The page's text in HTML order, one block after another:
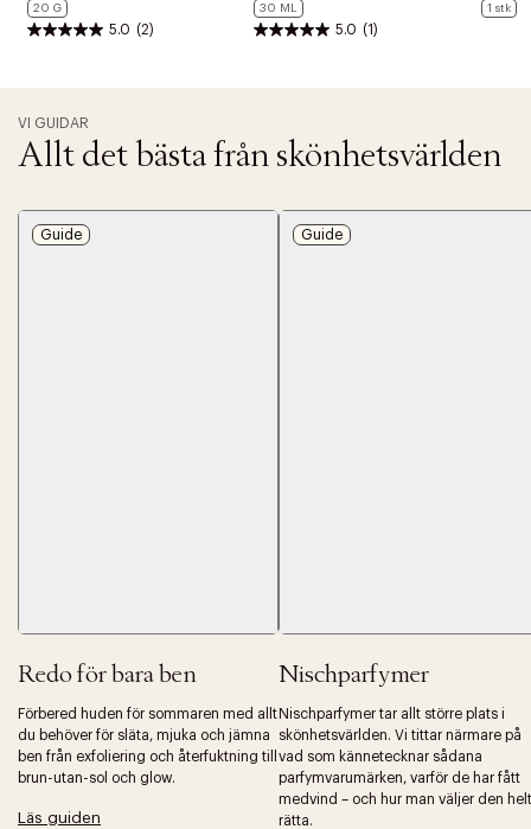
20 G
5.0 (2)
30 ML
5.0 (1)
1 stk
VI GUIDAR
Allt det bästa från skönhetsvärlden
Guide
Redo för bara ben
Förbered huden för sommaren med allt
du behöver för släta, mjuka och jämna
ben från exfoliering och återfuktning till
brun-utan-sol och glow.
Läs guiden
Guide
Nischparfymer
Nischparfymer tar allt större plats i
skönhetsvärlden. Vi tittar närmare på
vad som kännetecknar sådana
parfymvarumärken, varför de har fått
medvind – och hur man väljer den helt
rätta.